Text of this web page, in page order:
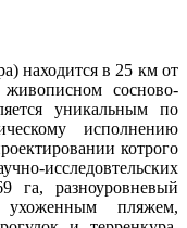
находится в 25 км от
сосново-
уникальным по
исполнению
котрого
исследовтельских
га, разноуровневый
пляжем,